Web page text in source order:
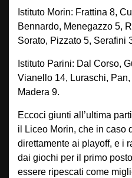
Istituto Morin: Frattina 8,
Bennardo, Menegazzo 5,
Sorato, Pizzato 5, Serafini
Istituto Parini: Dal Corso,
Vianello 14, Luraschi,
Madera 9.
Eccoci giunti all’ultima
il Liceo Morin, che in caso
direttamente ai playoff, e i
dai giochi per il primo
essere ripescati come